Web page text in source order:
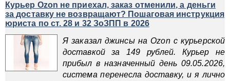
Курьер Ozon не приехал, заказ отменили, а деньги
за доставку не возвращают? Пошаговая инструкция
юриста по ст. 28 и 32 ЗоЗПП в 2026
Я заказал джинсы на Ozon с курьерской
доставкой за 149 рублей. Курьер не
прибыл в назначенный день 09.05.2026,
система перенесла доставку, и я лично